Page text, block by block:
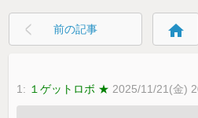
前の記事 home
1: １ゲットロボ ★ 2025/11/21(金)